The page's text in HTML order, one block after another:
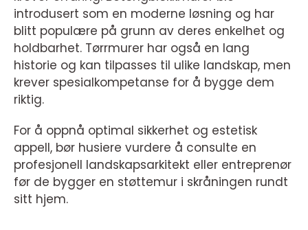
introdusert som en moderne løsning og har
blitt populære på grunn av deres enkelhet og
holdbarhet. Tørrmurer har også en lang
historie og kan tilpasses til ulike landskap, men
krever spesialkompetanse for å bygge dem
riktig.
For å oppnå optimal sikkerhet og estetisk
appell, bør husiere vurdere å consulte en
profesjonell landskapsarkitekt eller entreprenør
før de bygger en støttemur i skråningen rundt
sitt hjem.